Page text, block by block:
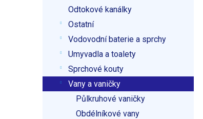
l
Odtokové kanálky
Ostatní
Vodovodní baterie a sprchy
Umyvadla a toalety
Sprchové kouty
Vany a vaničky
Půlkruhové vaničky
Obdélníkové vany